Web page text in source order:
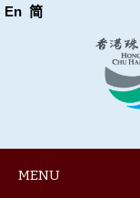
En 简
MENU